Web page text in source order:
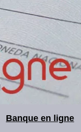
Banque en ligne